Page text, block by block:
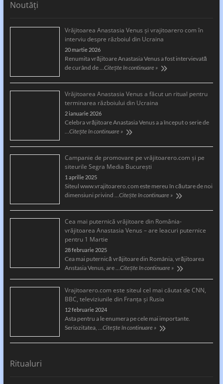
Noutăți
Vrăjitoarea Anastasia Venus și vrajitoarero com în
interviu despre războiul din Ucraina
20 martie 2026
Renumita vrăjitoare Anastasia Venus a fost intervievată
de curând de …Citește în continuare »
Vrăjitoarea Anastasia Venus a făcut un ritual pentru
terminarea războiului din Ucraina
2 ianuarie 2026
Celebra vrăjitoare Anastasia Venus a a început o serie de
…Citește în continuare »
Campanie de promovare pe vrăjitoarero.com și pe
siteurile Segra Media București
1 aprilie 2025
Siteul www.vrajitoarero.com este mereu în căutare de noi
dimensiuni privind …Citește în continuare »
Cea mai puternică vrăjitoare din România-
vrăjitoarea Anastasia Venus – are leacuri puternice
pentru 1 Martie
28 februarie 2025
Cea mai puternică vrăjitoare din România, vrăjitoarea
Anstasia Venus, are …Citește în continuare »
Vrajitoarero.com este siteul cel mai căutat de CNN,
BBC, televiziunile din Franța și Rusia
12 februarie 2024
Asta pentru a le enumera pe cele mai importante.
Seriozitatea, …Citește în continuare »
Ritualuri